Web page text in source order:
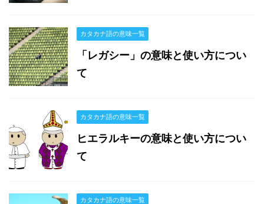
カタカナ語の意味一覧
「レガシー」の意味と使い方につい
て
カタカナ語の意味一覧
ヒエラルキーの意味と使い方につい
て
カタカナ語の意味一覧